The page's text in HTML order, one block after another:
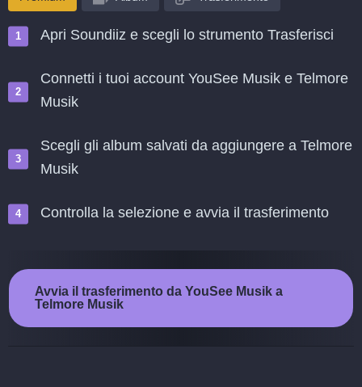
Apri Soundiiz e scegli lo strumento Trasferisci
Connetti i tuoi account YouSee Musik e Telmore
Musik
Scegli gli album salvati da aggiungere a Telmore
Musik
Controlla la selezione e avvia il trasferimento
Avvia il trasferimento da YouSee Musik a
Telmore Musik